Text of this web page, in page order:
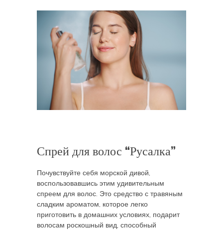
Спрей для волос “Русалка”
Почувствуйте себя морской дивой,
воспользовавшись этим удивительным
спреем для волос. Это средство с травяным
сладким ароматом, которое легко
приготовить в домашних условиях, подарит
волосам роскошный вид, способный